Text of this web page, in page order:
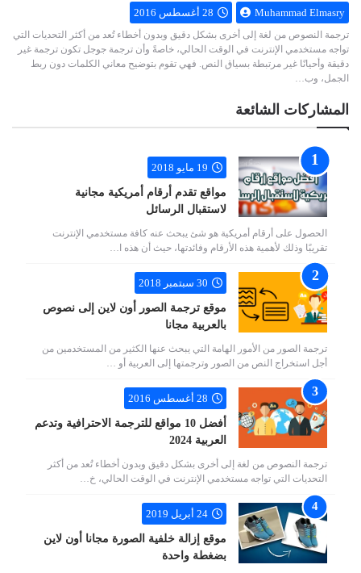
Muhammad Elmasry 28 أغسطس 2016
ترجمة النصوص من لغة إلى أخرى بشكل دقيق وبدون أخطاء تُعد من أكثر التحديات التي
تواجه مستخدمي الإنترنت في الوقت الحالي، خاصةً وأن ترجمة جوجل تكون ترجمة غير
دقيقة وأحيانًا غير مرتبطة بسياق النص. فهي تقوم بتوضيح معاني الكلمات دون ربط
الجمل، وب…
المشاركات الشائعة
19 مايو 2018
مواقع تقدم أرقام أمريكية مجانية
لاستقبال الرسائل
الحصول على أرقام أمريكية هو شئ يبحث عنه كافة مستخدمي الإنترنت
تقريبًا وذلك لأهمية هذه الأرقام وفائدتها، حيث أن هذه ا…
30 سبتمبر 2018
موقع ترجمة الصور أون لاين إلى نصوص
بالعربية مجانا
ترجمة الصور من الأمور الهامة التي يبحث عنها الكثير من المستخدمين من
أجل استخراج النص من الصور وترجمتها إلى العربية أو …
28 أغسطس 2016
أفضل 10 مواقع للترجمة الاحترافية وتدعم
العربية 2024
ترجمة النصوص من لغة إلى أخرى بشكل دقيق وبدون أخطاء تُعد من أكثر
التحديات التي تواجه مستخدمي الإنترنت في الوقت الحالي، خ…
24 أبريل 2019
موقع إزالة خلفية الصورة مجانا أون لاين
بضغطة واحدة